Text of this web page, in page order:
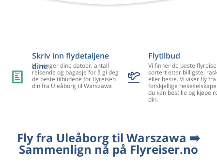
Skriv inn flydetaljene
dine
Vi trenger dine datoer, antall
reisende og bagasje for å gi deg
de beste tilbudene for flyreisen
din fra Uleåborg til Warszawa
Flytilbud
Vi finner de beste
sortert etter billigste,
eller beste. Vi viser fly
forskjellige
du kan bestille og kjøpe
din.
Fly fra Uleåborg til Warszawa ➡️
Sammenlign nå på Flyreiser.no